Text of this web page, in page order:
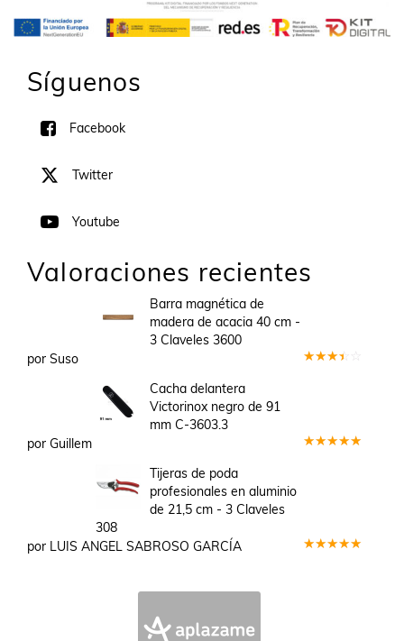
Síguenos
Facebook
Twitter
Youtube
Valoraciones recientes
Barra magnética de
madera de acacia 40 cm -
3 Claveles 3600
por Suso
Cacha delantera
Victorinox negro de 91
mm C-3603.3
por Guillem
Tijeras de poda
profesionales en aluminio
de 21,5 cm - 3 Claveles
308
por LUIS ANGEL SABROSO GARCÍA